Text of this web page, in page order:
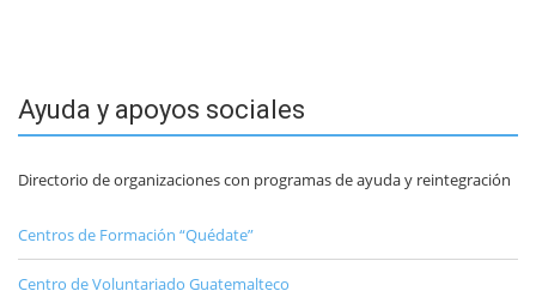
Ayuda y apoyos sociales
Directorio de organizaciones con programas de ayuda y reintegración
Centros de Formación “Quédate”
Centro de Voluntariado Guatemalteco